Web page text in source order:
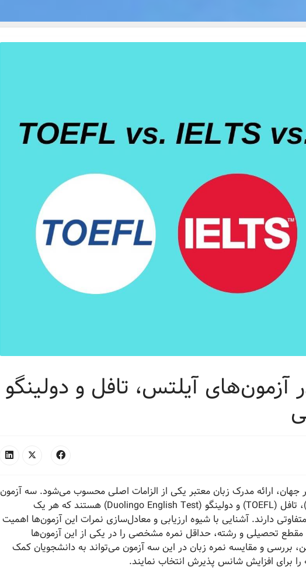
آزمون‌های آیلتس، تافل و دولینگو
ارائه مدرک زبان معتبر یکی از الزامات اصلی محسوب می‌شود. سه آزمون
پرکاربرد در این زمینه شامل آیلتس (IELTS)، تافل (TOEFL) و دولینگو (Duolingo English Test) هستند که هر یک
دارند. آشنایی با شیوه ارزیابی و معادل‌سازی نمرات این آزمون‌ها اهمیت
مقطع تحصیلی و رشته، حداقل نمره مشخصی را در یکی از این آزمون‌ها
بررسی و مقایسه نمره زبان در این سه آزمون می‌تواند به دانشجویان کمک
را برای افزایش شانس پذیرش انتخاب نمایند.